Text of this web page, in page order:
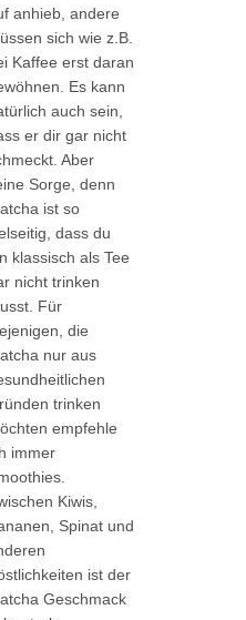
anhieb, andere
sich wie z.B.
Kaffee erst daran
Es kann
auch sein,
er dir gar nicht
Aber
Sorge, denn
ist so
dass du
klassisch als Tee
nicht trinken
Für
die
nur aus
trinken
empfehle
immer
Kiwis,
Spinat und
ist der
Geschmack